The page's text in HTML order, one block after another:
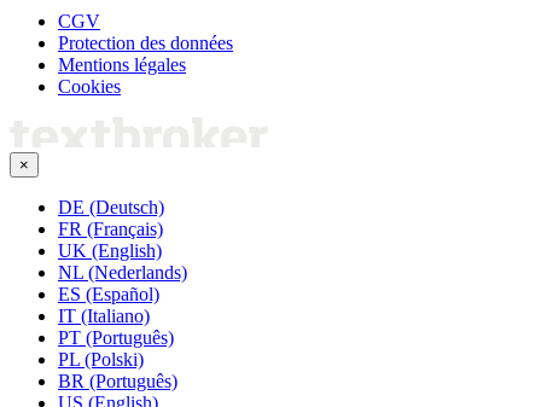
CGV
Protection des données
Mentions légales
Cookies
×
DE (Deutsch)
FR (Français)
UK (English)
NL (Nederlands)
ES (Español)
IT (Italiano)
PT (Português)
PL (Polski)
BR (Português)